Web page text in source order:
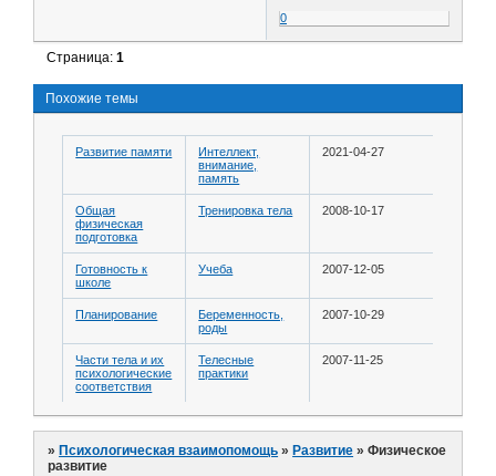
0
Страница:1
Похожие темы
Развитие памяти
Интеллект,
внимание,
память
2021-04-27
Общая
физическая
подготовка
Тренировка тела 2008-10-17
Готовность к
школе
Учеба 2007-12-05
Планирование
Беременность,
роды
2007-10-29
Части тела и их
психологические
соответствия
Телесные
практики
2007-11-25
»Психологическая взаимопомощь »Развитие »Физическое
развитие